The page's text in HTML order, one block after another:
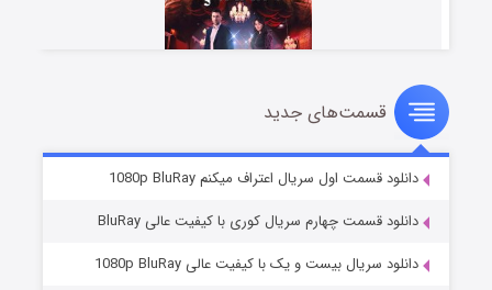
سریال زشت
قسمت۲ (زیرنویس) منتشر شد
قسمت‌های جدید
دانلود قسمت اول سریال اعتراف میکنم 1080p BluRay
دانلود قسمت چهارم سریال کوری با کیفیت عالی BluRay
دانلود سریال بیست و یک با کیفیت عالی 1080p BluRay